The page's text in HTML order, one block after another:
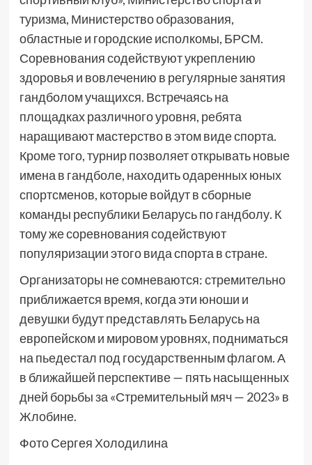
туризма, Министерство образования,
областные и городские исполкомы, БРСМ.
Соревнования содействуют укреплению
здоровья и вовлечению в регулярные занятия
гандболом учащихся. Встречаясь на
площадках различного уровня, ребята
наращивают мастерство в этом виде спорта.
Кроме того, турнир позволяет открывать новые
имена в гандболе, находить одаренных юных
спортсменов, которые войдут в сборные
команды республики Беларусь по гандболу. К
тому же соревнования содействуют
популяризации этого вида спорта в стране.
Организаторы не сомневаются: стремительно
приближается время, когда эти юноши и
девушки будут представлять Беларусь на
европейском и мировом уровнях, подниматься
на пьедестал под государственным флагом. А
в ближайшей перспективе — пять насыщенных
дней борьбы за «Стремительный мяч — 2023» в
Жлобине.
Фото Сергея Холодилина